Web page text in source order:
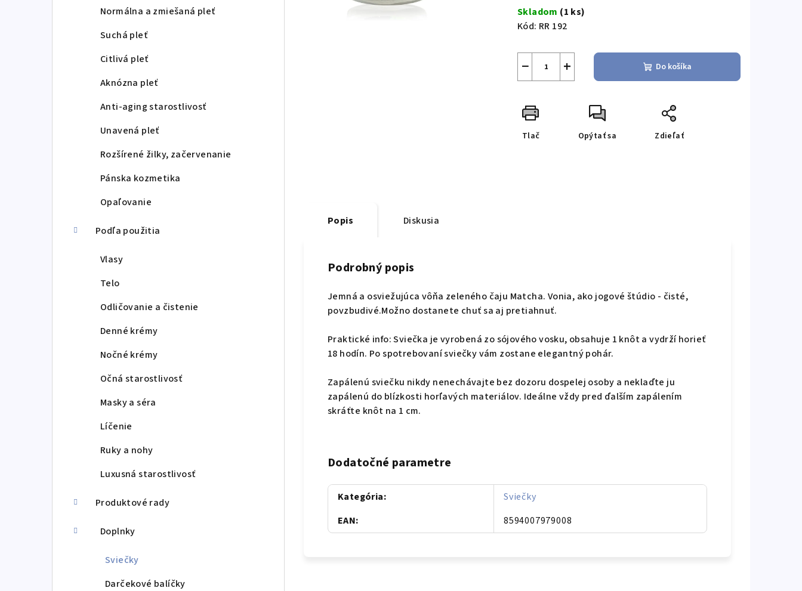
Normálna a zmiešaná pleť
Suchá pleť
Citlivá pleť
Aknózna pleť
Anti-aging starostlivosť
Unavená pleť
Rozšírené žilky, začervenanie
Pánska kozmetika
Opaľovanie
Podľa použitia
Vlasy
Telo
Odličovanie a čistenie
Denné krémy
Nočné krémy
Očná starostlivosť
Masky a séra
Líčenie
Ruky a nohy
Luxusná starostlivosť
Produktové rady
Doplnky
Sviečky
Darčekové balíčky
cena:
Skladom (1 ks)
Kód: RR 192
+
− Do košíka
Tlač Opýtať sa Zdieľať
Popis Diskusia
Podrobný popis
Jemná a osviežujúca vôňa zeleného čaju Matcha. Vonia, ako jogové štúdio - čisté,
povzbudivé.Možno dostanete chuť sa aj pretiahnuť.
Praktické info: Sviečka je vyrobená zo sójového vosku, obsahuje 1 knôt a vydrží horieť
18 hodín. Po spotrebovaní sviečky vám zostane elegantný pohár.
Zapálenú sviečku nikdy nenechávajte bez dozoru dospelej osoby a neklaďte ju
zapálenú do blízkosti horľavých materiálov. Ideálne vždy pred ďalším zapálením
skráťte knôt na 1 cm.
Dodatočné parametre
Kategória:
Sviečky
EAN: 8594007979008